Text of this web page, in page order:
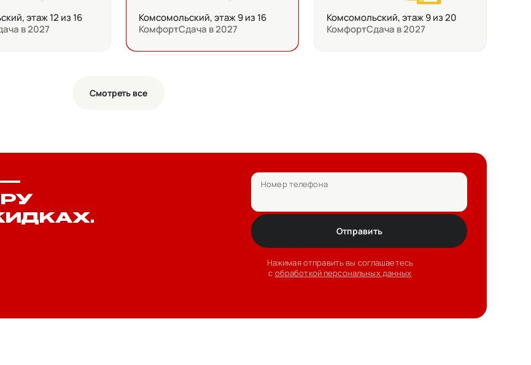
этаж 12 из 16
в 2027
Комсомольский, этаж 9 из 16
КомфортСдача в 2027
Комсомольский, этаж 9 из 20
КомфортСдача в 2027
Смотреть все
—
Номер телефона
Отправить
Нажимая отправить вы соглашаетесь
с обработкой персональных данных